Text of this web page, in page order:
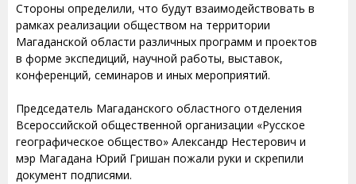
Стороны определили, что будут взаимодействовать в
рамках реализации обществом на территории
Магаданской области различных программ и проектов
в форме экспедиций, научной работы, выставок,
конференций, семинаров и иных мероприятий.
Председатель Магаданского областного отделения
Всероссийской общественной организации «Русское
географическое общество» Александр Нестерович и
мэр Магадана Юрий Гришан пожали руки и скрепили
документ подписями.